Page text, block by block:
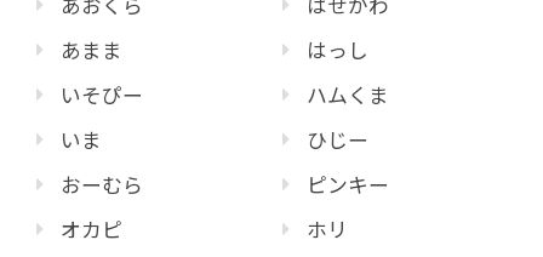
あまま
いそぴー
いま
おーむら
オカピ
はっし
ハムくま
ひじー
ピンキー
ホリ